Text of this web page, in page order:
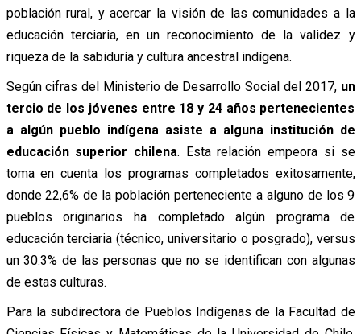
población rural, y acercar la visión de las comunidades a la
educación terciaria, en un reconocimiento de la validez y
riqueza de la sabiduría y cultura ancestral indígena.
Según cifras del Ministerio de Desarrollo Social del 2017, un
tercio de los jóvenes entre 18 y 24 años pertenecientes
a algún pueblo indígena asiste a alguna institución de
educación superior chilena. Esta relación empeora si se
toma en cuenta los programas completados exitosamente,
donde 22,6% de la población perteneciente a alguno de los 9
pueblos originarios ha completado algún programa de
educación terciaria (técnico, universitario o posgrado), versus
un 30.3% de las personas que no se identifican con algunas
de estas culturas.
Para la subdirectora de Pueblos Indígenas de la Facultad de